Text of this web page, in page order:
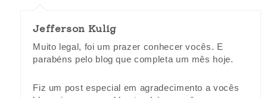
Jefferson Kulig
Muito legal, foi um prazer conhecer vocês. E
parabéns pelo blog que completa um mês hoje.
Fiz um post especial em agradecimento a vocês